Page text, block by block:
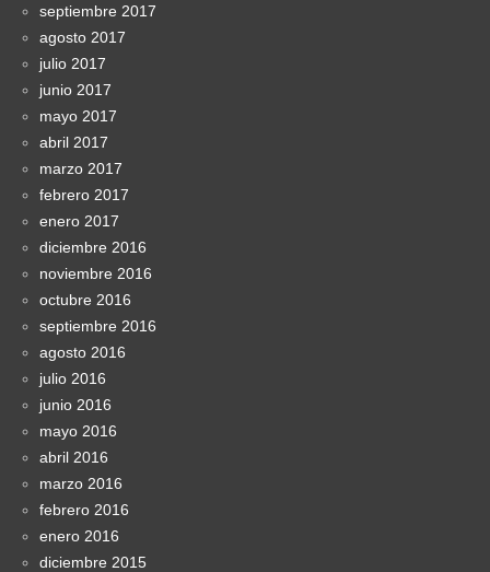
septiembre 2017
agosto 2017
julio 2017
junio 2017
mayo 2017
abril 2017
marzo 2017
febrero 2017
enero 2017
diciembre 2016
noviembre 2016
octubre 2016
septiembre 2016
agosto 2016
julio 2016
junio 2016
mayo 2016
abril 2016
marzo 2016
febrero 2016
enero 2016
diciembre 2015